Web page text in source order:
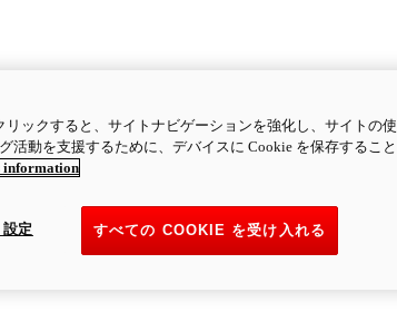
リックすると、サイトナビゲーションを強化し、サイトの使
活動を支援するために、デバイスに Cookie を保存すること
information
すべての COOKIE を受け入れる
定